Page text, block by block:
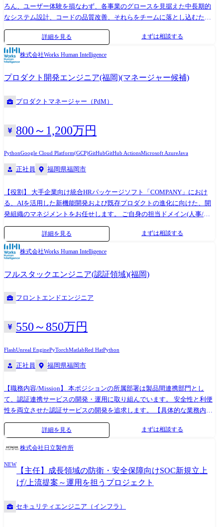
ろん、ユーザー体験を損なわず、各事業のグロースを見据えた中長期的
なシステム設計、コードの品質改善、それらをチームに落とし込むため
のコミュニケーション設計など幅広く取り組んでいただきたいです。
▶『ウェルスナビ』のiOS版アプリの設計/開発/運用 ・金融の「難しい」
を「シンプルで簡単」にするためのUI/UX開発 ・スタートアップのスピ
ード感と金融の堅牢性を両立する開発環境の構築 ・万単位のアクティブ
ユーザーを抱えるアプリの新機能開発 ・運用されていくコードを生産性
高く維持するための設計改善、リファクタリング ・チーム間を越えたア
プリ全体での開発推進 ・アーキテクチャや使用技術の選定 モバイルアプ
リ開発の課題 ・SwiftUIへの移行(現在進行中) ・テスト自動化・品質保証
・パフォーマンス最適化 - UI側のパフォーマンスを見れるツールは未
導入であるため仕組みづくりから行なっていきたい ・上記以外にも課題
ク :SwiftUI,UIKit バージョン管理 :Git, GitHub プロジェクト管
環境 :Bitrise, GitHub Actions ※サーバサイド開発言語は
Java(Kotlin) + SpringBoot、インフラはAWSやGoogle BigQueryなどクラウ
ドをフル活用しています.
詳細を見る まずは相談する
株式会社Works Human Intelligence
プロダクト開発エンジニア(福岡)(マネージャー候補)
プロダクトマネージャー（PdM）
800～1,200万円
PythonGoogle Cloud Platform(GCP)GitHubGitHub ActionsMicrosoft AzureJava
正社員 福岡県福岡市
【役割】 大手企業向け統合HRパッケージソフト「COMPANY」におけ
る、AIを活用した新機能開発および既存プロダクトの進化に向けた、開
発組織のマネジメントをお任せします。 ご自身の担当ドメイン(人事/給
与/勤怠など)における複数の開発チームを統括し、UI/UXデザインチー
ム、ビジネスサイドと密に連携しながら、AI技術のプロダクト実装戦略
を策定・実行していただきます。 「複雑な業務要件をいかにAIに解かせ
るか」という技術的難易度の高い課題に対し、エンジニアがパフォーマ
す。 【主な職務内容】 ●プロダクト開発・技術戦略のリード ・担当プロ
ダクトへのAI組み込み(新機能・業務アシスタント機能等)に向けた技術戦
略・ロードマップの策定支援 ・AI特有の課題(レイテンシー、ハルシネー
技術選定の意思決定リード ・他チームや他組織と連携した、要求事項の
具体化と最適なリソース配分・プロジェクト推進 ・開発生産性の継続的
対応の統括 ●組織・ピープルマネジメント ・5～10名程度の開発チーム
ャリア開発支援) ・AIなど新たな技術領域に挑戦するエンジニアの採用活
動、およびオンボーディング ・開発組織のエンゲージメント向上、およ
び自律的・主体的に課題解決が行われる組織文化の醸成 ※ご本人のご希
望とチーム状況によっては製品開発業務をご自身で担当する場合もあり
ます。 ●技術スタック ・Main development languages: Java, Python,
JavaScript, TypeScript, Kotlin, Delphi, COBOL ・Cloud Service: Amazon
Infrastructure ・CI/CD: GitHub Actions, Jenkins, GitLab CI, AWS CodeBuild
・Build automation tools: Gradle, Maven, Ant ・Source code control:
GitHub, GitLab, AWS CodeCommit, Subversion ・Task management: GitHub
IntelliJ ・Communication: Slack, Google Workspace, Zoom/Google meet ・
詳細を見る まずは相談する
株式会社Works Human Intelligence
フルスタックエンジニア(認証領域)(福岡)
フロントエンドエンジニア
550～850万円
FlashUnreal EnginePyTorchMatlabRed HatPython
正社員 福岡県福岡市
【職務内容/Mission】 本ポジションの所属部署は製品間連携部門とし
て、認証連携サービスの開発・運用に取り組んでいます。 安全性と利便
性を両立させた認証サービスの開発を追求します。 【具体的な業務内
容】 4～5名程度のチームで、1ヶ月単位で設計～テストのサイクルを繰
り返します。 ・サービス機能の立案 ・サービス機能要件の定義、設計レ
ビュー実施 ・UIUXデザイン(UIUXチームとの連携)、UIUXレビュー実施
ー実施 ・テストケース打鍵 ・リリースノート作成 ・マニュアル作成 ・
サービス運用 ・コンサル/サポートセンターからの問い合わせ対応 【技
術スタック】 java / typescript / javascript / react / aws / cloudformation / cdk
て、マネジメントとスペシャリストの2つのキャリアをご用意していま
詳細を見る まずは相談する
株式会社日立製作所
NEW
【主任】成長領域の防衛・安全保障向けSOC新規立上
げ/上流提案～運用を担うプロジェクト
セキュリティエンジニア（インフラ）